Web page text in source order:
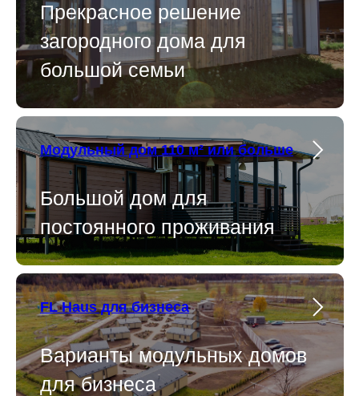
Прекрасное решение
загородного дома для
большой семьи
Модульный дом 110 м² или больше
Большой дом для
постоянного проживания
FL Haus для бизнеса
Варианты модульных домов
для бизнеса